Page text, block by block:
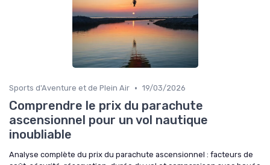
Sports d'Aventure et de Plein Air • 19/03/2026
Comprendre le prix du parachute
ascensionnel pour un vol nautique
inoubliable
Analyse complète du prix du parachute ascensionnel : facteurs de